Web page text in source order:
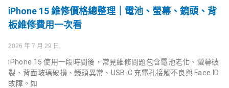
iPhone 15 維修價格總整理｜電池、螢幕、鏡頭、背
板維修費用一次看
2026 年 7 月 29 日
iPhone 15 使用一段時間後，常見維修問題包含電池老化、螢幕破
裂、背面玻璃破損、鏡頭異常、USB-C 充電孔接觸不良與 Face ID
故障。如